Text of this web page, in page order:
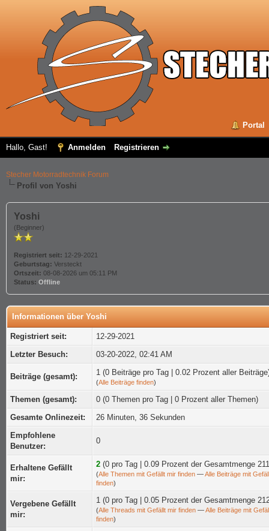
Portal
Hallo, Gast! Anmelden Registrieren
Stecher Motorradtechnik Forum
Profil von Yoshi
Yoshi
(Beginner)
Registriert seit: 12-29-2021
Geburtstag: Versteckt
Ortszeit: 08-08-2026 um 05:11 PM
Status: Offline
Informationen über Yoshi
Registriert seit:
12-29-2021
Letzter Besuch:
03-20-2022, 02:41 AM
Beiträge (gesamt): 1 (0 Beiträge pro Tag | 0.02 Prozent aller
(Alle Beiträge finden)
Themen (gesamt):
0 (0 Themen pro Tag | 0 Prozent aller Themen)
Gesamte Onlinezeit:
26 Minuten, 36 Sekunden
Empfohlene
Benutzer:
0
Erhaltene Gefällt
mir:
2 (0 pro Tag | 0.09 Prozent der Gesamtmenge
(Alle Themen mit Gefällt mir finden —Alle Beiträge mit
finden)
Vergebene Gefällt
mir:
1 (0 pro Tag | 0.05 Prozent der Gesamtmenge
(Alle Threads mit Gefällt mir finden —Alle Beiträge mit
finden)